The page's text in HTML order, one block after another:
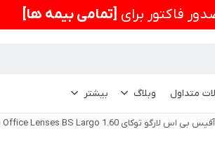
فاکتور برای [تمامی بیمه ها]
متداول وبلاگ بیشتر